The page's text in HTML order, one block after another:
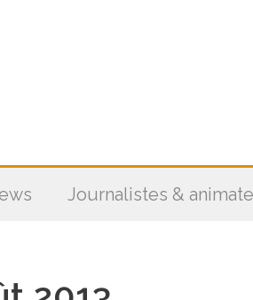
Journalistes &